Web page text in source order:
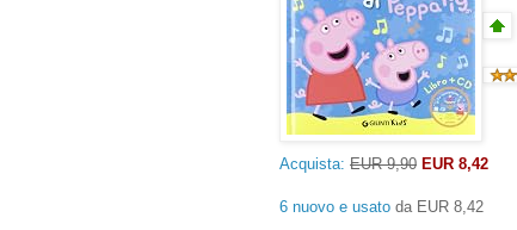
Acquista: EUR 9,90 EUR 8,42
6 nuovo e usato da EUR 8,42